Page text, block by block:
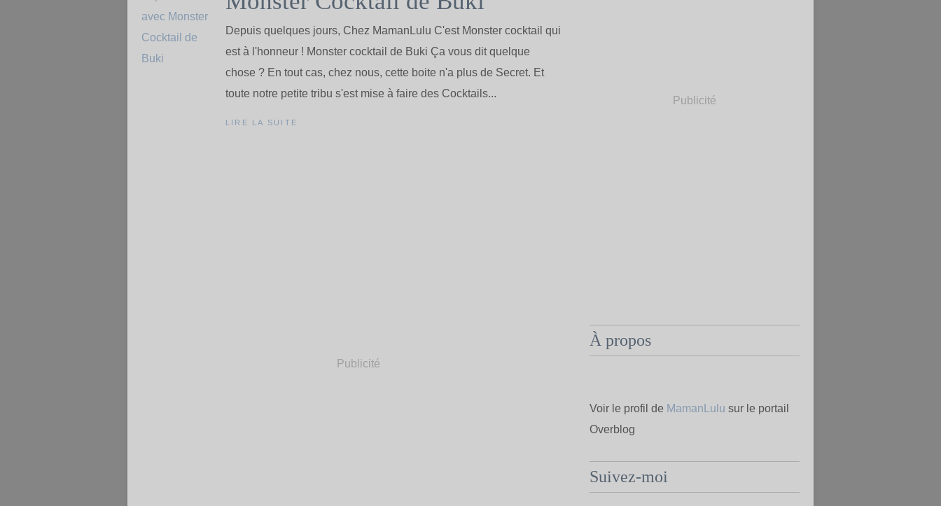
Depuis quelques jours, Chez MamanLulu C'est Monster cocktail qui
est à l'honneur ! Monster cocktail de Buki Ça vous dit quelque
chose ? En tout cas, chez nous, cette boite n'a plus de Secret. Et
toute notre petite tribu s'est mise à faire des Cocktails...
LIRE LA SUITE
Publicité
Publicité
À propos
Voir le profil de MamanLulu sur le portail
Overblog
Suivez-moi